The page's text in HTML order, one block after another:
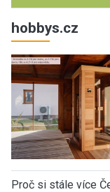
hobbys.cz
Proč si stále více